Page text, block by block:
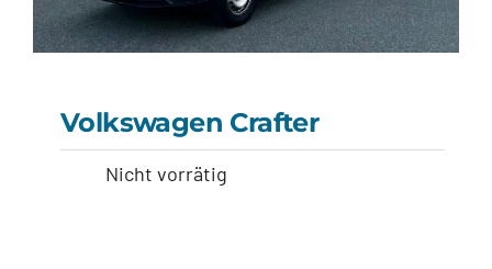
Volkswagen Crafter
Nicht vorrätig